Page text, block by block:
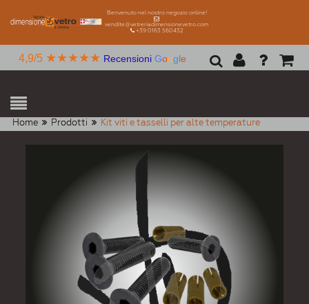
Benvenuto nel nostro negozio online!
vendite@vetreriadimensionevetro.com
+39 0163 560432
4,9/5 ★★★★★ Recensioni Google
Home Prodotti Kit viti e tasselli per alte temperature